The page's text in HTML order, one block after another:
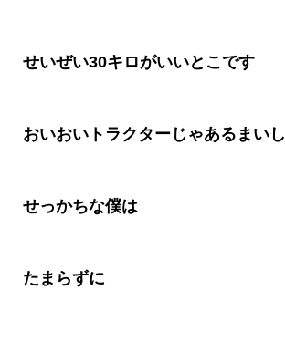
せいぜい30キロがいいとこです
おいおいトラクターじゃあるまいし
せっかちな僕は
たまらずに